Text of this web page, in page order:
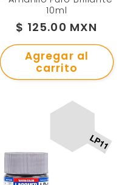
10ml
Precio
habitual
$ 125.00 MXN
Agregar al
carrito